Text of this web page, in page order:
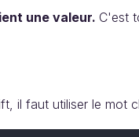
une valeur. C'est
il faut utiliser le mot